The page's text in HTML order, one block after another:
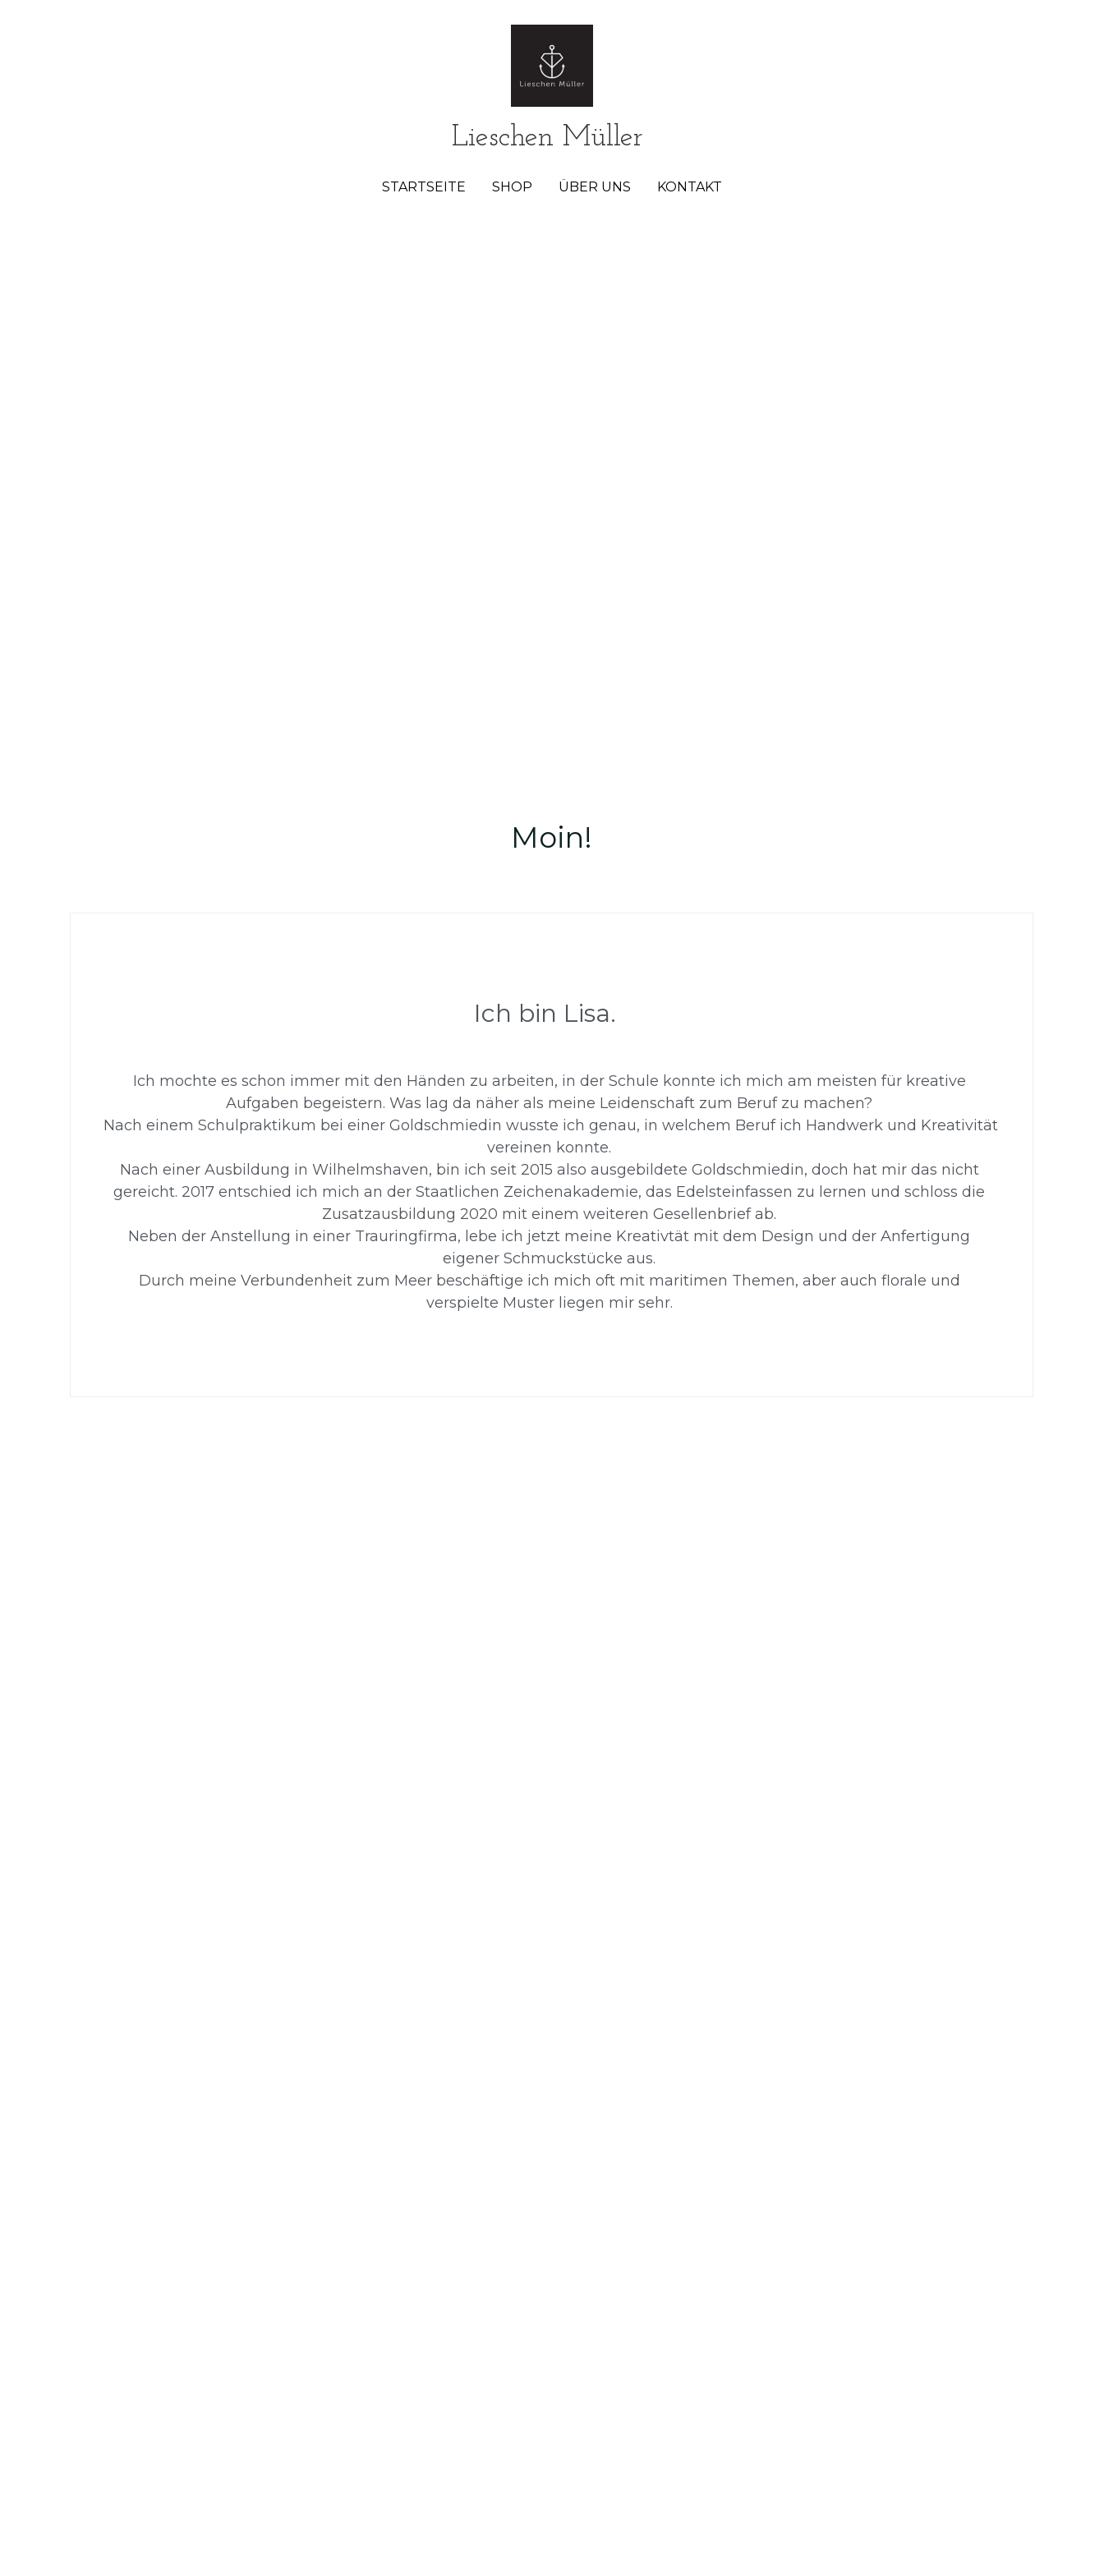
Lieschen Müller
STARTSEITE SHOP ÜBER UNS KONTAKT
Lieschen Müller
STARTSEITE SHOP ÜBER UNS KONTAKT
Moin!
Ich bin Lisa.
Ich mochte es schon immer mit den Händen zu arbeiten, in der Schule konnte ich mich am meisten für kreative
Aufgaben begeistern. Was lag da näher als meine Leidenschaft zum Beruf zu machen?
Nach einem Schulpraktikum bei einer Goldschmiedin wusste ich genau, in welchem Beruf ich Handwerk und Kreativität
vereinen konnte.
Nach einer Ausbildung in Wilhelmshaven, bin ich seit 2015 also ausgebildete Goldschmiedin, doch hat mir das nicht
gereicht. 2017 entschied ich mich an der Staatlichen Zeichenakademie, das Edelsteinfassen zu lernen und schloss die
Zusatzausbildung 2020 mit einem weiteren Gesellenbrief ab.
Neben der Anstellung in einer Trauringfirma, lebe ich jetzt meine Kreativtät mit dem Design und der Anfertigung
eigener Schmuckstücke aus.
Durch meine Verbundenheit zum Meer beschäftige ich mich oft mit maritimen Themen, aber auch florale und
verspielte Muster liegen mir sehr.